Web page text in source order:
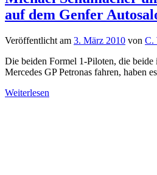
auf dem Genfer
Veröffentlicht am 3. März 2010 von C.
Die beiden Formel 1-Piloten, die beide
Mercedes GP Petronas fahren, haben
Weiterlesen